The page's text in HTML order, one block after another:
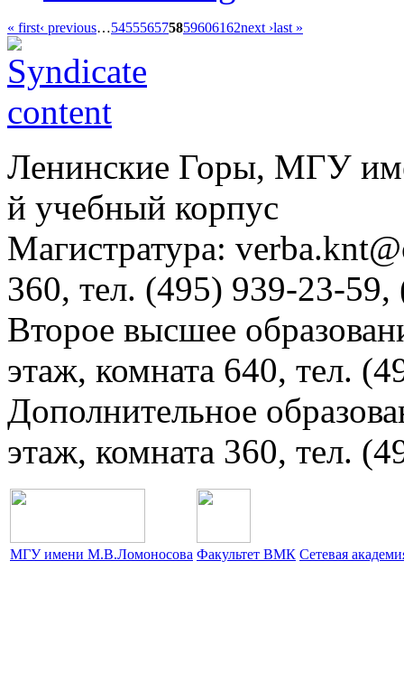
« first‹ previous…545556575859606162next ›last »
Ленинские Горы, МГУ
й учебный корпус
Магистратура:
360, тел. (495) 939-23-
Второе высшее
этаж, комната 640, тел.
Дополнительное
этаж, комната 360, тел.
МГУ имени М.В.Ломоносова Факультет ВМК Сетевая